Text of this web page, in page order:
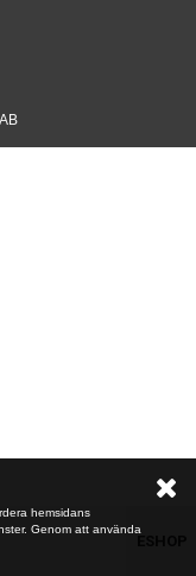
hemsidans
Genom att använda